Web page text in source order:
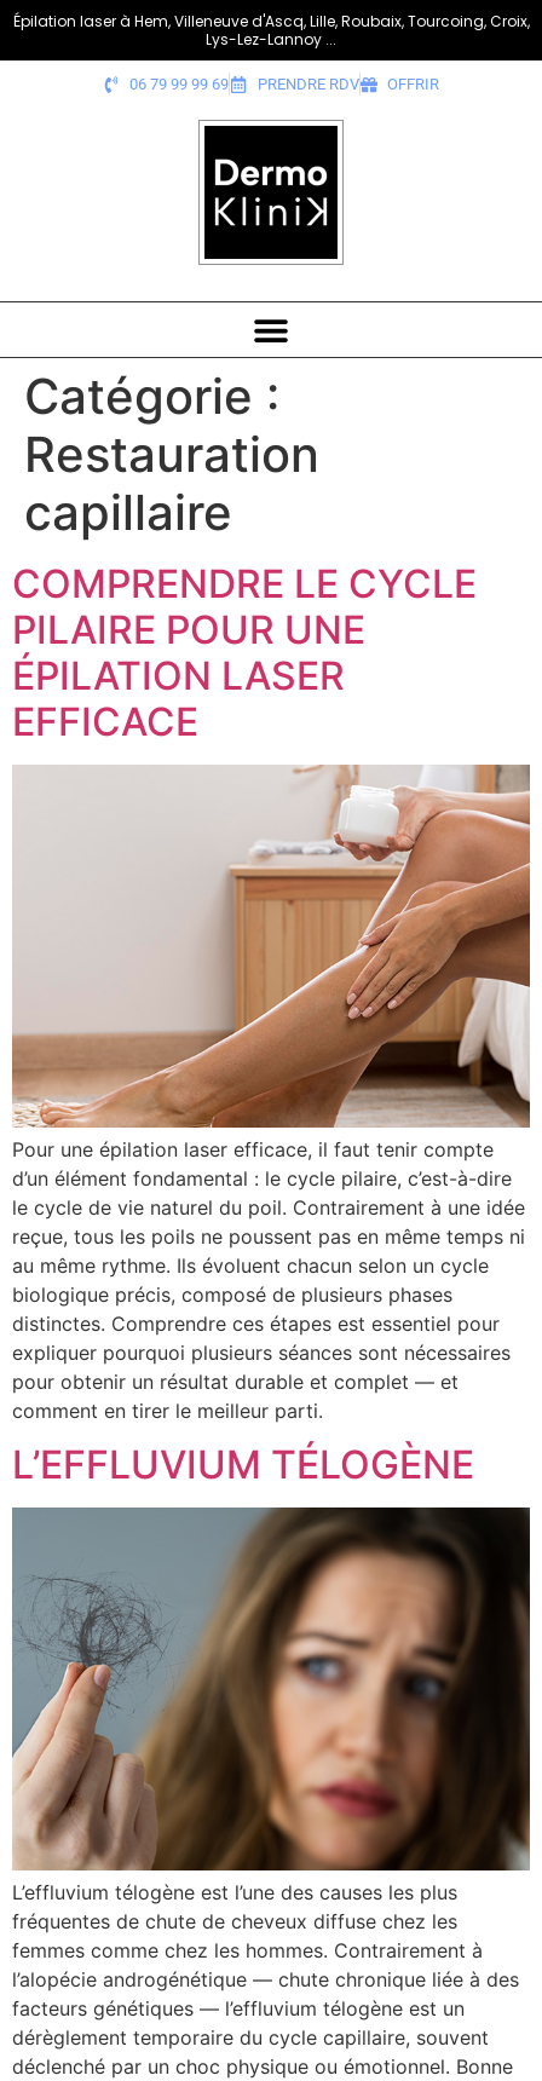
Épilation laser à Hem, Villeneuve d'Ascq, Lille, Roubaix, Tourcoing, Croix,
Lys-Lez-Lannoy ...
06 79 99 99 69 PRENDRE RDV OFFRIR
Catégorie :
Restauration
capillaire
COMPRENDRE LE CYCLE
PILAIRE POUR UNE
ÉPILATION LASER
EFFICACE
Pour une épilation laser efficace, il faut tenir compte
d’un élément fondamental : le cycle pilaire, c’est-à-dire
le cycle de vie naturel du poil. Contrairement à une idée
reçue, tous les poils ne poussent pas en même temps ni
au même rythme. Ils évoluent chacun selon un cycle
biologique précis, composé de plusieurs phases
distinctes. Comprendre ces étapes est essentiel pour
expliquer pourquoi plusieurs séances sont nécessaires
pour obtenir un résultat durable et complet — et
comment en tirer le meilleur parti.
L’EFFLUVIUM TÉLOGÈNE
L’effluvium télogène est l’une des causes les plus
fréquentes de chute de cheveux diffuse chez les
femmes comme chez les hommes. Contrairement à
l’alopécie androgénétique — chute chronique liée à des
facteurs génétiques — l’effluvium télogène est un
dérèglement temporaire du cycle capillaire, souvent
déclenché par un choc physique ou émotionnel. Bonne